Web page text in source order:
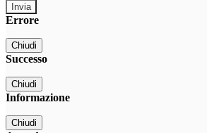
Errore
Chiudi
Successo
Chiudi
Informazione
Chiudi